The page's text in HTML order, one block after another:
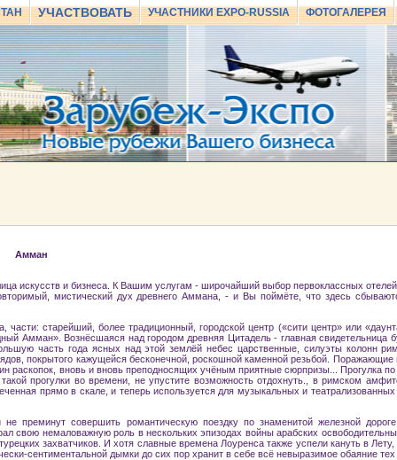
УЧАСТВОВАТЬ УЧАСТНИКИ EXPO-RUSSIA ФОТОГАЛЕРЕЯ
Амман
искусств и бизнеса. К Вашим услугам - широчайший выбор первоклассных
мистический дух древнего Аммана, - и Вы поймёте, что здесь
старейший, более традиционный, городской центр («сити центр» или
Амман». Вознёсшаяся над городом древняя Цитадель - главная свидетельница
часть года ясных над этой землёй небес царственные, силуэты колонн
покрытого кажущейся бесконечной, роскошной каменной резьбой. Поражающие
раскопок, вновь и вновь преподносящих учёным приятные сюрпризы... Прогулка
прогулки во времени, не упустите возможность отдохнуть., в римском
прямо в скале, и теперь используется для музыкальных и
преминут совершить романтическую поездку по знаменитой железной
свою немаловажную роль в нескольких эпизодах войны арабских
захватчиков. И хотя славные времена Лоуренса также успели кануть в
сентиментальной дымки до сих пор хранит в себе всё невыразимое обаяние